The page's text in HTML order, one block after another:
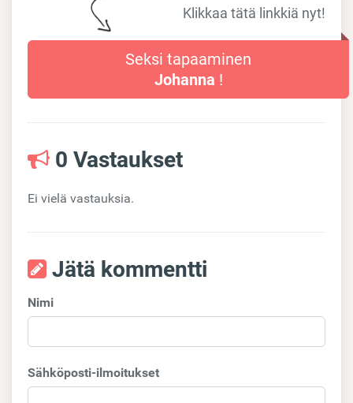
Klikkaa tätä linkkiä nyt!
Seksi tapaaminen
Johanna !
0 Vastaukset
Ei vielä vastauksia.
Jätä kommentti
Nimi
Sähköposti-ilmoitukset